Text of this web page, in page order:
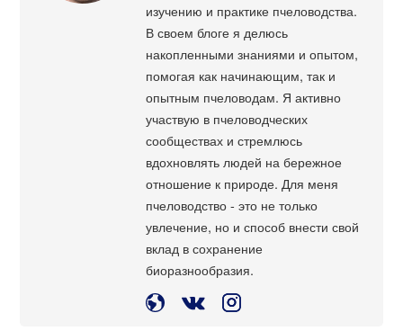
изучению и практике пчеловодства.
В своем блоге я делюсь
накопленными знаниями и опытом,
помогая как начинающим, так и
опытным пчеловодам. Я активно
участвую в пчеловодческих
сообществах и стремлюсь
вдохновлять людей на бережное
отношение к природе. Для меня
пчеловодство - это не только
увлечение, но и способ внести свой
вклад в сохранение
биоразнообразия.